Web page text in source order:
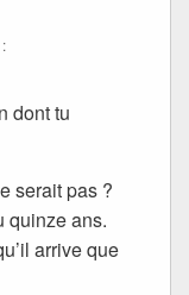
dont tu
serait pas ?
quinze ans.
arrive que